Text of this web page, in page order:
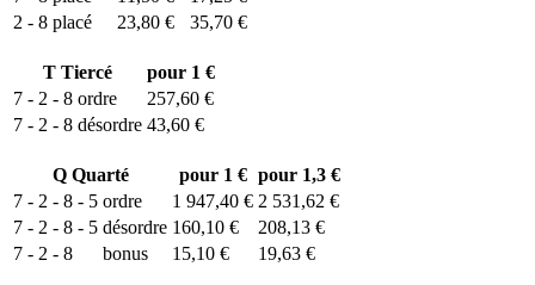
2 - 8 placé 23,80 € 35,70 €
T Tiercé
pour 1 €
7 - 2 - 8 ordre
257,60 €
7 - 2 - 8 désordre 43,60 €
QQuarté pour 1 € pour 1,3 €
7 - 2 - 8 - 5 ordre 1 947,40 € 2 531,62 €
7 - 2 - 8 - 5 désordre 160,10 €
208,13 €
7 - 2 - 8
bonus 15,10 € 19,63 €